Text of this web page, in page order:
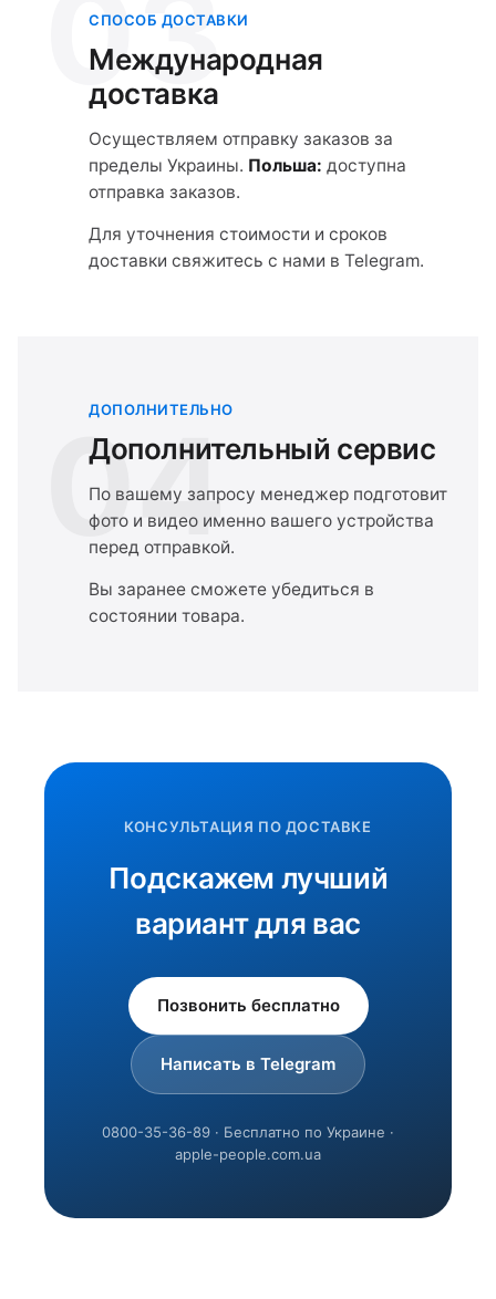
03
СПОСОБ ДОСТАВКИ
Международная
доставка
Осуществляем отправку заказов за
пределы Украины. Польша: доступна
отправка заказов.
Для уточнения стоимости и сроков
доставки свяжитесь с нами в Telegram.
04
ДОПОЛНИТЕЛЬНО
Дополнительный сервис
По вашему запросу менеджер подготовит
фото и видео именно вашего устройства
перед отправкой.
Вы заранее сможете убедиться в
состоянии товара.
КОНСУЛЬТАЦИЯ ПО ДОСТАВКЕ
Подскажем лучший
вариант для вас
Позвонить бесплатно
Написать в Telegram
0800-35-36-89 · Бесплатно по Украине ·
apple-people.com.ua